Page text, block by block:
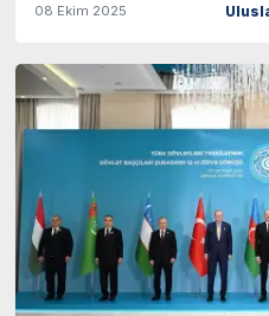
08 Ekim 2025